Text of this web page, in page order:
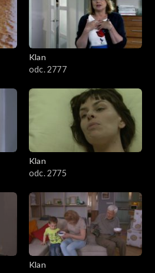
Klan
odc. 2777
Klan
odc. 2775
Klan